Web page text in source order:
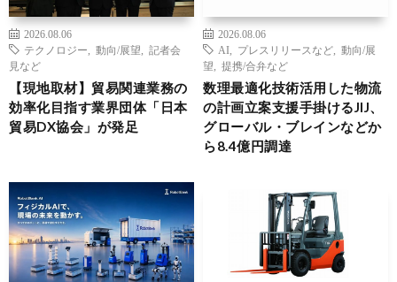
2026.08.06
テクノロジー
動向/展望
記者会
見など
【現地取材】貿易関連業務の
効率化目指す業界団体「日本
貿易DX協会」が発足
2026.08.06
AI
プレスリリースなど
動向/展
望
提携/合弁など
数理最適化技術活用した物流
の計画立案支援手掛けるJIJ、
グローバル・ブレインなどか
ら8.4億円調達